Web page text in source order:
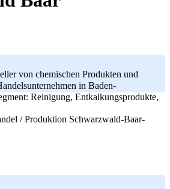
von chemischen Produkten und
in Baden-
Reinigung, Entkalkungsprodukte,
Schwarzwald-Baar-